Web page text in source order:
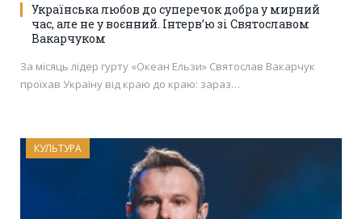
Українська любов до суперечок добра у мирний
час, але не у воєнний. Інтерв’ю зі Святославом
Вакарчуком
За місяць лідер гурту «Океан Ельзи» Святослав Вакарчук
проїхав Україну від краю до краю: зараз…
КУЛЬТУРА